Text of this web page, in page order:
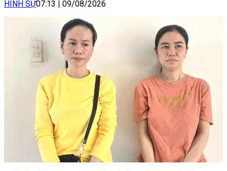
HÌNH SỰ07:13 09/08/2026